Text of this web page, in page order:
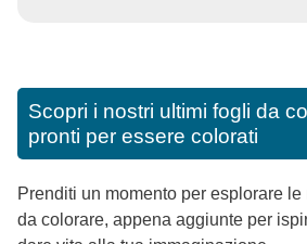
Scopri i nostri ultimi fogli da
pronti per essere colorati
Prenditi un momento per esplorare
da colorare, appena aggiunte per